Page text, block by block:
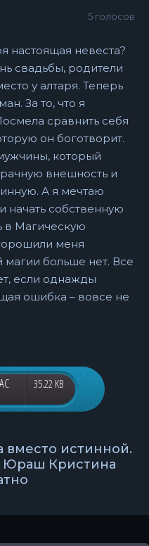
5 голосов
настоящая невеста?
свадьбы, родители
у алтаря. Теперь
За то, что я
сравнить себя
он боготворит.
который
внешность и
А я мечтаю
начать собственную
в Магическую
меня
больше нет. Все
если однажды
ошибка – вовсе не
35.22 KB
вместо истинной.
Юраш Кристина